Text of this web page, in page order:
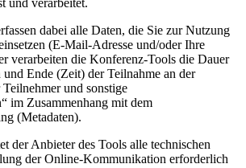
und verarbeitet.
dabei alle Daten, die Sie zur Nutzung
(E-Mail-Adresse und/oder Ihre
verarbeiten die Konferenz-Tools die Dauer
Ende (Zeit) der Teilnahme an der
und sonstige
im Zusammenhang mit dem
(Metadaten).
der Anbieter des Tools alle technischen
der Online-Kommunikation erforderlich